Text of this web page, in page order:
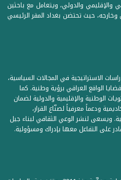
والإقليمي والدولي، ويتعامل مع باحثين
حيث تحتضن بغداد المقر الرئيسي
الاستراتيجية في المجالات السياسية،
الواقع العراقي برؤية وطنية. كما
الوطنية والإقليمية والدولية لضمان
ودعماً معرفياً لصنّاع القرار،
ويسعى لنشر الوعي الثقافي لبناء جيل
على التفاعل معها بإدراك ومسؤولية.